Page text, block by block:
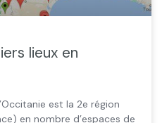
lieux en
est la 2e région
en nombre d’espaces de